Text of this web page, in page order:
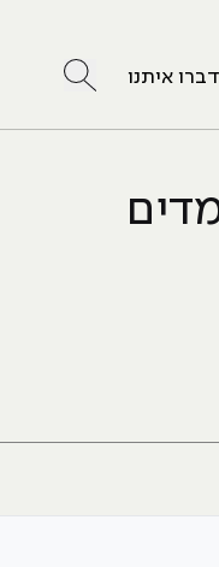
דברו איתנו לחץ לחיפוש